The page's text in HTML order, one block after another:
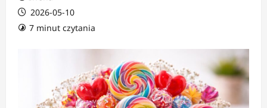
2026-05-10
7 minut czytania